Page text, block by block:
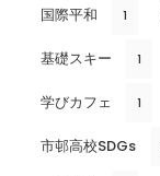
国際平和 1
基礎スキー 1
学びカフェ 1
市邨高校SDGs